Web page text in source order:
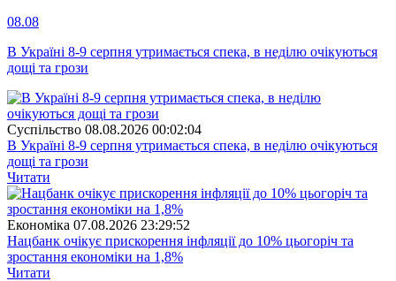
08.08
В Україні 8-9 серпня утримається спека, в неділю очікуються
дощі та грози
Суспiльство 08.08.2026 00:02:04
В Україні 8-9 серпня утримається спека, в неділю очікуються
дощі та грози
Читати
Економіка 07.08.2026 23:29:52
Нацбанк очікує прискорення інфляції до 10% цьогоріч та
зростання економіки на 1,8%
Читати